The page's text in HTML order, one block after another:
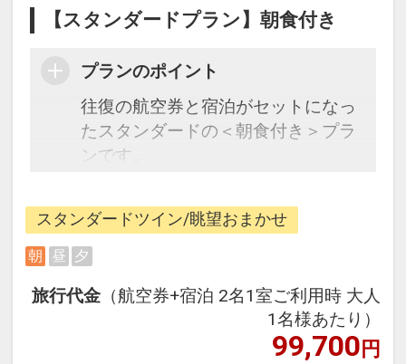
【スタンダードプラン】朝食付き
プランのポイント
往復の航空券と宿泊がセットになっ
たスタンダードの＜朝食付き＞プラ
ンです。
できるダイナミックパッケージだか
ら、一都市滞在はもちろん周遊旅行
にも最適！
泊・飛び泊なども自由自在です。
JALマイレージ会員の方にはフライ
トマイルが50%貯まります。
スタンダードツイン/眺望おまかせ
朝 昼 夕
旅行代金 （航空券+宿泊 2名1室ご利用時 大人
1名様あたり）
99,700円